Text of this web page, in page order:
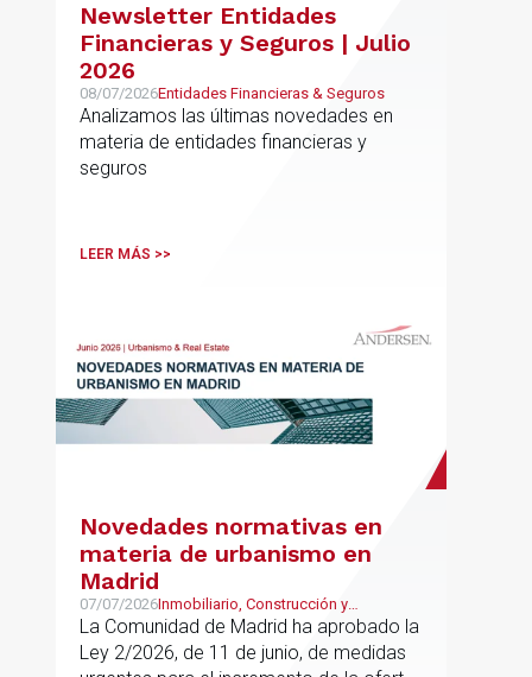
Newsletter Entidades
Financieras y Seguros | Julio
2026
08/07/2026Entidades Financieras & Seguros
Analizamos las últimas novedades en
materia de entidades financieras y
seguros
LEER MÁS >>
Novedades normativas en
materia de urbanismo en
Madrid
07/07/2026Inmobiliario, Construcción y
Urbanismo
La Comunidad de Madrid ha aprobado la
Ley 2/2026, de 11 de junio, de medidas